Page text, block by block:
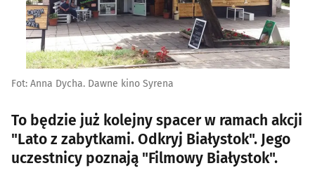
Fot: Anna Dycha. Dawne kino Syrena
To będzie już kolejny spacer w ramach akcji
"Lato z zabytkami. Odkryj Białystok". Jego
uczestnicy poznają "Filmowy Białystok".